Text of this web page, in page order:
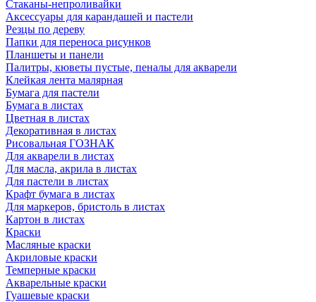
Стаканы-непроливайки
Аксессуары для карандашей и пастели
Резцы по дереву
Папки для переноса рисунков
Планшеты и панели
Палитры, кюветы пустые, пеналы для акварели
Клейкая лента малярная
Бумага для пастели
Бумага в листах
Цветная в листах
Декоративная в листах
Рисовальная ГОЗНАК
Для акварели в листах
Для масла, акрила в листах
Для пастели в листах
Крафт бумага в листах
Для маркеров, бристоль в листах
Картон в листах
Краски
Масляные краски
Акриловые краски
Темперные краски
Акварельные краски
Гуашевые краски